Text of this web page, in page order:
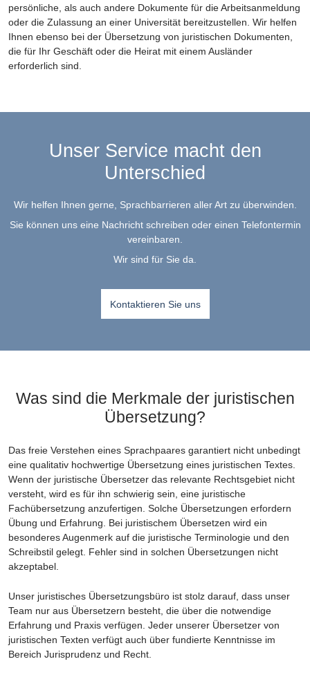
persönliche, als auch andere Dokumente für die Arbeitsanmeldung
oder die Zulassung an einer Universität bereitzustellen. Wir helfen
Ihnen ebenso bei der Übersetzung von juristischen Dokumenten,
die für Ihr Geschäft oder die Heirat mit einem Ausländer
erforderlich sind.
Unser Service macht den
Unterschied
Wir helfen Ihnen gerne, Sprachbarrieren aller Art zu überwinden.
Sie können uns eine Nachricht schreiben oder einen Telefontermin
vereinbaren.
Wir sind für Sie da.
Kontaktieren Sie uns
Was sind die Merkmale der juristischen
Übersetzung?
Das freie Verstehen eines Sprachpaares garantiert nicht unbedingt
eine qualitativ hochwertige Übersetzung eines juristischen Textes.
Wenn der juristische Übersetzer das relevante Rechtsgebiet nicht
versteht, wird es für ihn schwierig sein, eine juristische
Fachübersetzung anzufertigen. Solche Übersetzungen erfordern
Übung und Erfahrung. Bei juristischem Übersetzen wird ein
besonderes Augenmerk auf die juristische Terminologie und den
Schreibstil gelegt. Fehler sind in solchen Übersetzungen nicht
akzeptabel.
Unser juristisches Übersetzungsbüro ist stolz darauf, dass unser
Team nur aus Übersetzern besteht, die über die notwendige
Erfahrung und Praxis verfügen. Jeder unserer Übersetzer von
juristischen Texten verfügt auch über fundierte Kenntnisse im
Bereich Jurisprudenz und Recht.